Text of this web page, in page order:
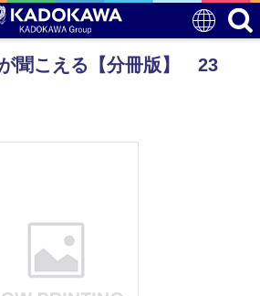
聞こえる【分冊版】 23